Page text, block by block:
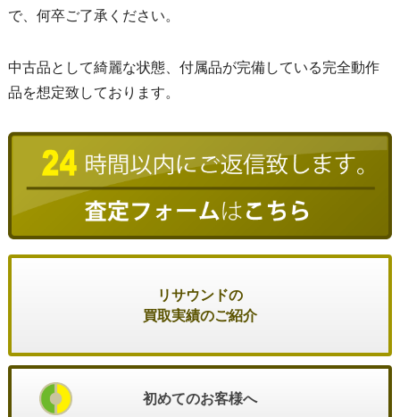
で、何卒ご了承ください。
中古品として綺麗な状態、付属品が完備している完全動作
品を想定致しております。
リサウンドの
買取実績のご紹介
初めてのお客様へ